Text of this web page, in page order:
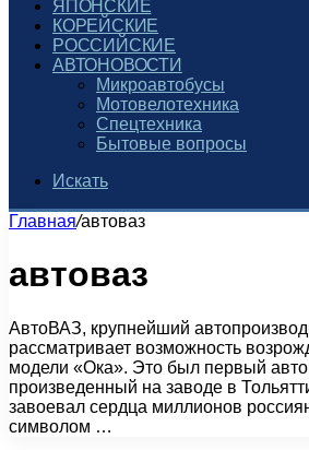
ЯПОНСКИЕ
КОРЕЙСКИЕ
РОССИЙСКИЕ
АВТОНОВОСТИ
Микроавтобусы
Мотовелотехника
Спецтехника
Бытовые вопросы
Искать
Главная/автоваз
автоваз
АвтоВАЗ, крупнейший
рассматривает возможность
модели «Ока». Это был первый
произведенный на заводе в
завоевал сердца миллионов
символом …